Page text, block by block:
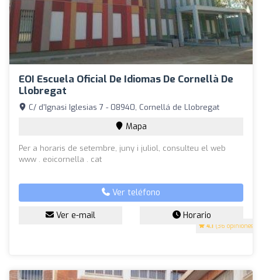
EOI Escuela Oficial De Idiomas De Cornellà De
Llobregat
4.1 (36 opiniones)
C/ d'Ignasi Iglesias 7 - 08940, Cornellá de Llobregat
Mapa
Per a horaris de setembre, juny i juliol, consulteu el web
www . eoicornella . cat
Ver teléfono
Ver e-mail Horario